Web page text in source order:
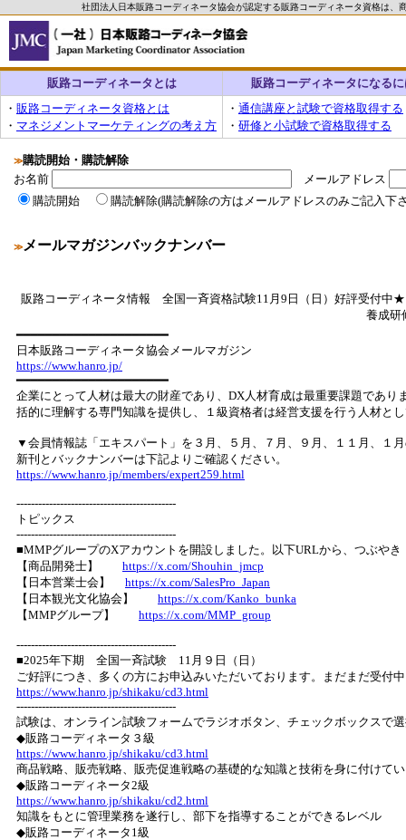
社団法人日本販路コーディネータ協会が認定する販路コーディネータ資格は
販路コーディネータとは
販路コーディネータになる
・ 販路コーディネータ資格とは
・ マネジメントマーケティングの考え方
・ 通信講座と試験で資格取得する
・ 研修と小試験で資格取得する
≫購読開始・購読解除
お名前
メールアドレス
購読開始
購読解除(購読解除の方はメールアドレスのみご記入下
≫メールマガジンバックナンバー
販路コーディネータ情報 全国一斉資格試験11月9日（日）好評受付
養成研
━━━━━━━━━━━━━━━━━━━━━
日本販路コーディネータ協会メールマガジン
https://www.hanro.jp/
━━━━━━━━━━━━━━━━━━━━━
企業にとって人材は最大の財産であり、DX人材育成は最重要課題であ
括的に理解する専門知識を提供し、１級資格者は経営支援を行う人材と
▼会員情報誌「エキスパート」を３月、５月、７月、９月、１１月、１
新刊とバックナンバーは下記よりご確認ください。
https://www.hanro.jp/members/expert259.html
--------------------------------------------
トピックス
--------------------------------------------
■MMPグループのXアカウントを開設しました。以下URLから、つぶや
【商品開発士】 https://x.com/Shouhin_jmcp
【日本営業士会】 https://x.com/SalesPro_Japan
【日本観光文化協会】 https://x.com/Kanko_bunka
【MMPグループ】 https://x.com/MMP_group
--------------------------------------------
■2025年下期 全国一斉試験 11月９日（日）
ご好評につき、多くの方にお申込みいただいております。まだまだ受付
https://www.hanro.jp/shikaku/cd3.html
--------------------------------------------
試験は、オンライン試験フォームでラジオボタン、チェックボックスで
◆販路コーディネータ３級
https://www.hanro.jp/shikaku/cd3.html
商品戦略、販売戦略、販売促進戦略の基礎的な知識と技術を身に付けて
◆販路コーディネータ2級
https://www.hanro.jp/shikaku/cd2.html
知識をもとに管理業務を遂行し、部下を指導することができるレベル
◆販路コーディネータ1級